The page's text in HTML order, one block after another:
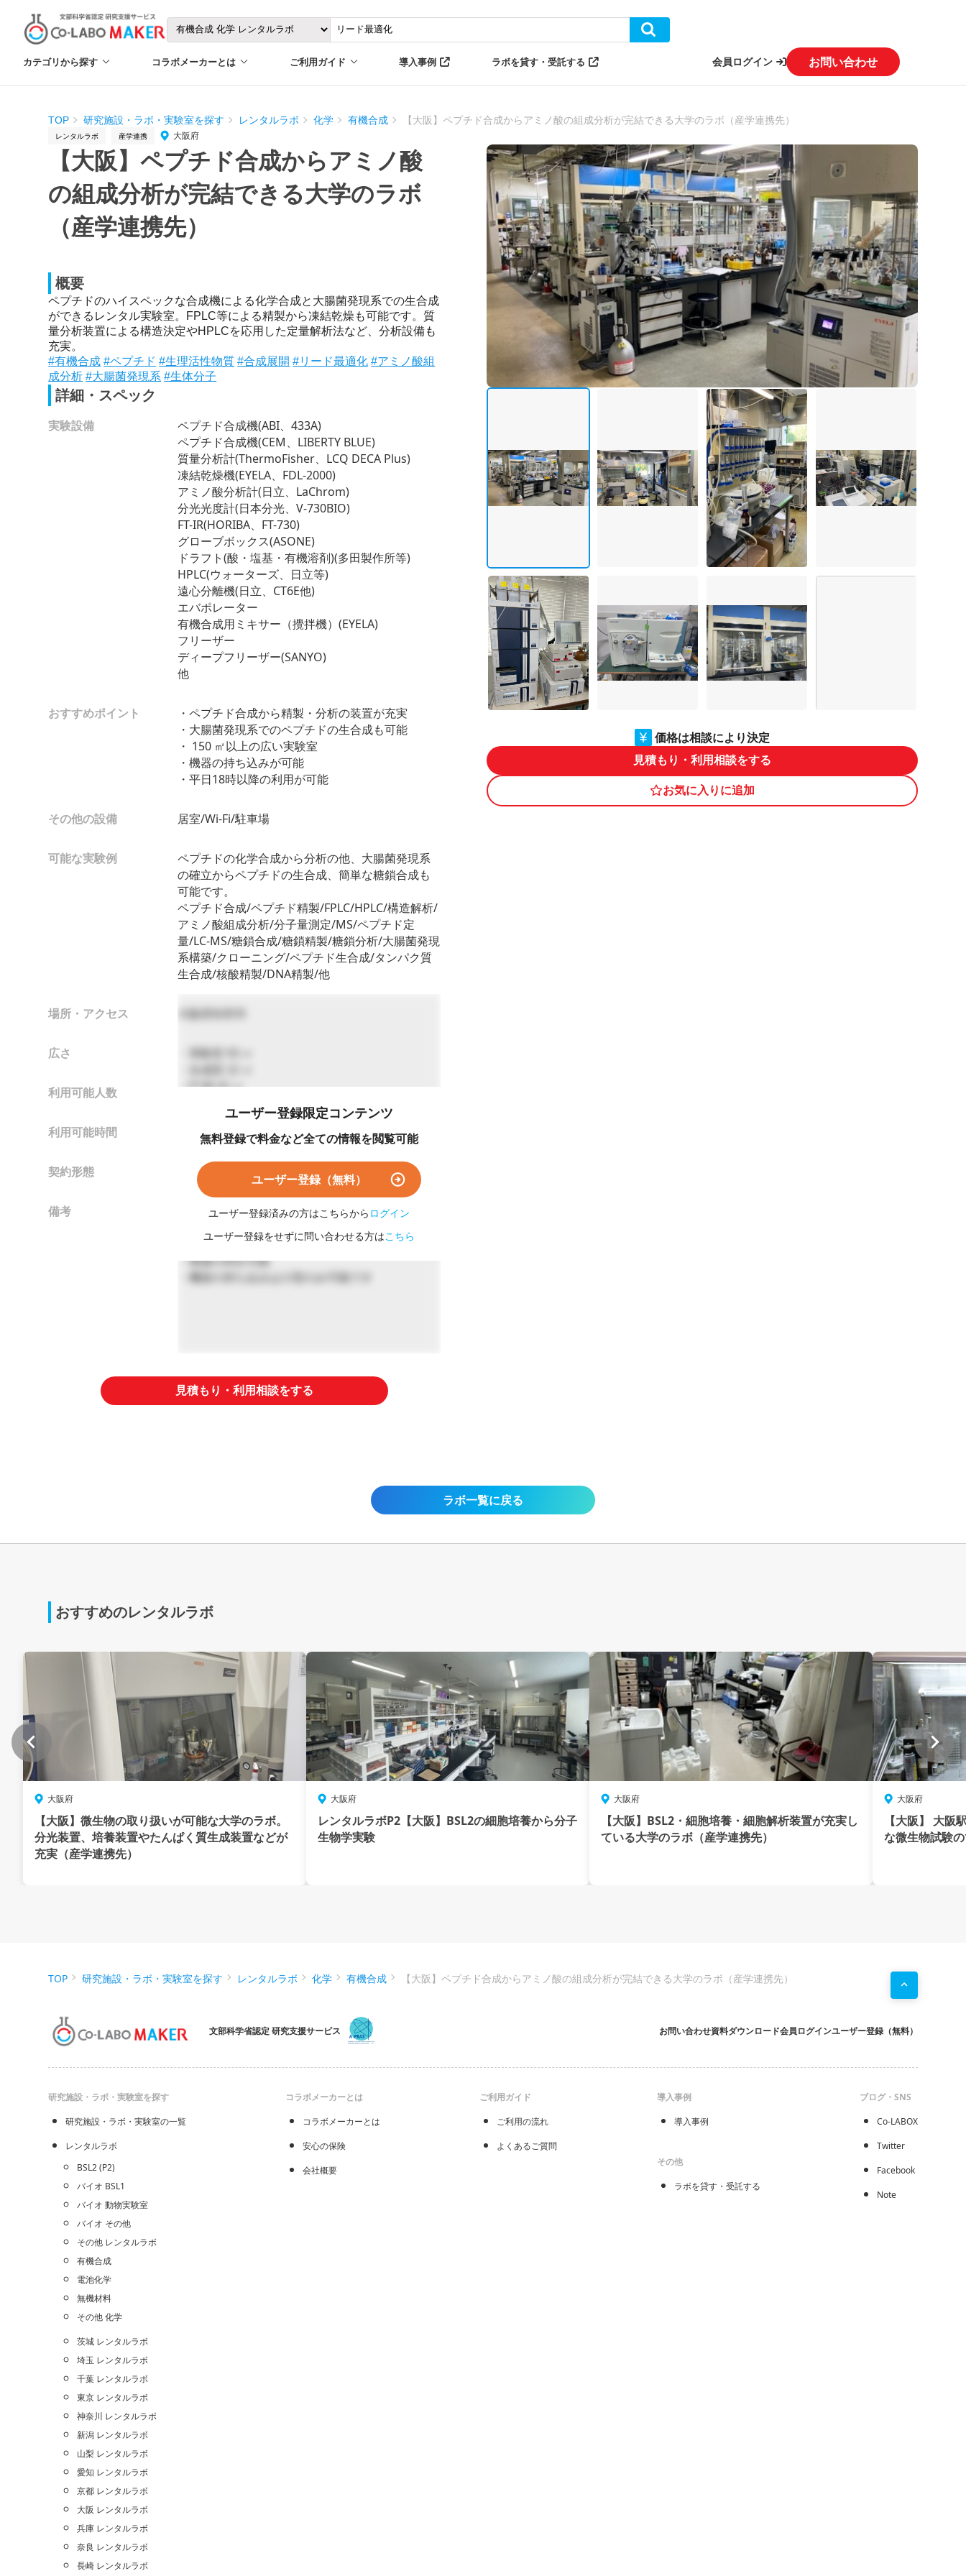
カテゴリから探す コラボメーカーとは ご利用ガイド 導入事例 ラボを貸す・受託する 会員ログイン お問い合わせ
TOP 研究施設・ラボ・実験室を探す レンタルラボ 化学 有機合成 【大阪】ペプチド合成からアミノ酸の組成分析が完結できる大学のラボ（産学連携先）
レンタルラボ 産学連携 大阪府
【大阪】ペプチド合成からアミノ酸
の組成分析が完結できる大学のラボ
（産学連携先）
概要
ペプチドのハイスペックな合成機による化学合成と大腸菌発現系での生合成
ができるレンタル実験室。FPLC等による精製から凍結乾燥も可能です。質
量分析装置による構造決定やHPLCを応用した定量解析法など、分析設備も
充実。
#有機合成 #ペプチド #生理活性物質 #合成展開 #リード最適化 #アミノ酸組
成分析 #大腸菌発現系 #生体分子
詳細・スペック
実験設備
ペプチド合成機(ABI、433A)
ペプチド合成機(CEM、LIBERTY BLUE)
質量分析計(ThermoFisher、LCQ DECA Plus)
凍結乾燥機(EYELA、FDL-2000)
アミノ酸分析計(日立、LaChrom)
分光光度計(日本分光、V-730BIO)
FT-IR(HORIBA、FT-730)
グローブボックス(ASONE)
ドラフト(酸・塩基・有機溶剤)(多田製作所等)
HPLC(ウォーターズ、日立等)
遠心分離機(日立、CT6E他)
エバポレーター
有機合成用ミキサー（攪拌機）(EYELA)
フリーザー
ディープフリーザー(SANYO)
他
おすすめポイント
・ペプチド合成から精製・分析の装置が充実
・大腸菌発現系でのペプチドの生合成も可能
・ 150 ㎡以上の広い実験室
・機器の持ち込みが可能
・平日18時以降の利用が可能
その他の設備 居室/Wi-Fi/駐車場
可能な実験例
ペプチドの化学合成から分析の他、大腸菌発現系
の確立からペプチドの生合成、簡単な糖鎖合成も
可能です。
ペプチド合成/ペプチド精製/FPLC/HPLC/構造解析/
アミノ酸組成分析/分子量測定/MS/ペプチド定
量/LC-MS/糖鎖合成/糖鎖精製/糖鎖分析/大腸菌発現
系構築/クローニング/ペプチド生合成/タンパク質
生合成/核酸精製/DNA精製/他
場所・アクセス
広さ
利用可能人数
利用可能時間
契約形態
備考
大阪府吹田市
・実験室 93 ㎡
・P1室 62 ㎡
平日9:00～21:00（年末年始や臨時休業を除く）
受託研究契約
・廃液の対応可能
・機器の持ち込みは小型のみ可能です
ユーザー登録限定コンテンツ
無料登録で料金など全ての情報を閲覧可能
ユーザー登録（無料）
ユーザー登録済みの方はこちらから ログイン
ユーザー登録をせずに問い合わせる方はこちら
見積もり・利用相談をする
価格は相談により決定
見積もり・利用相談をする
お気に入りに追加
ラボ一覧に戻る
おすすめのレンタルラボ
大阪府
【大阪】微生物の取り扱いが可能な大学のラボ。
分光装置、培養装置やたんぱく質生成装置などが
充実（産学連携先）
大阪府
レンタルラボP2【大阪】BSL2の細胞培養から分子
生物学実験
大阪府
【大阪】BSL2・細胞培養・細胞解析装置が充実し
ている大学のラボ（産学連携先）
大阪府
【大阪】 大
な微生物試験
TOP 研究施設・ラボ・実験室を探す レンタルラボ 化学 有機合成 【大阪】ペプチド合成からアミノ酸の組成分析が完結できる大学のラボ（産学連携先）
文部科学省認定 研究支援サービス お問い合わせ資料ダウンロード会員ログインユーザー登録（無料）
研究施設・ラボ・実験室を探す
研究施設・ラボ・実験室の一覧
レンタルラボ
BSL2 (P2)
バイオ BSL1
バイオ 動物実験室
バイオ その他
その他 レンタルラボ
有機合成
電池化学
無機材料
その他 化学
茨城 レンタルラボ
埼玉 レンタルラボ
千葉 レンタルラボ
東京 レンタルラボ
神奈川 レンタルラボ
新潟 レンタルラボ
山梨 レンタルラボ
愛知 レンタルラボ
京都 レンタルラボ
大阪 レンタルラボ
兵庫 レンタルラボ
奈良 レンタルラボ
長崎 レンタルラボ
コラボメーカーとは
コラボメーカーとは
安心の保険
会社概要
ご利用ガイド
ご利用の流れ
よくあるご質問
導入事例
導入事例
その他
ラボを貸す・受託する
ブログ・SNS
Co-LABOX
Twitter
Facebook
Note